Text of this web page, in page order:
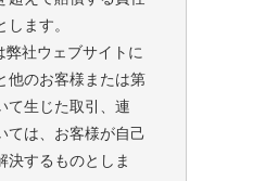
ます。
社ウェブサイトに
他のお客様または第
て生じた取引、連
ては、お客様が自己
決するものとしま